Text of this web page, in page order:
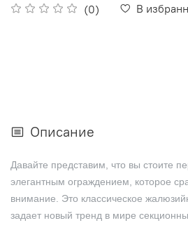
(0) В
Описание
Давайте представим, что вы стоите
элегантным ограждением, которое
внимание. Это классическое
задает новый тренд в мире